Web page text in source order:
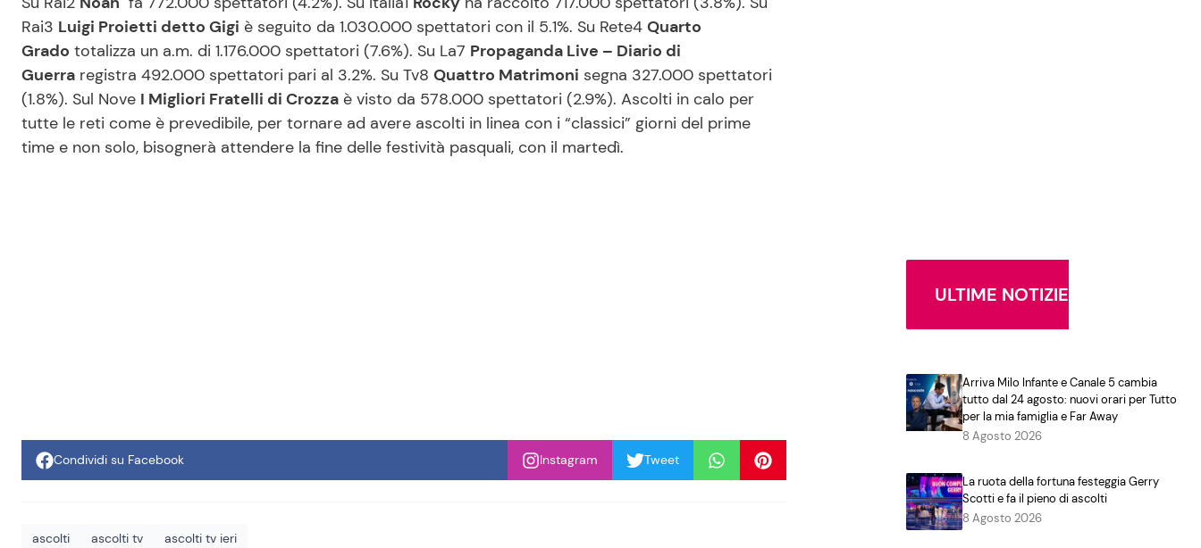
Rai3 Luigi Proietti detto Gigi è seguito da 1.030.000 spettatori con il 5.1%. Su Rete4 Quarto
Grado totalizza un a.m. di 1.176.000 spettatori (7.6%). Su La7 Propaganda Live – Diario di
Guerra registra 492.000 spettatori pari al 3.2%. Su Tv8 Quattro Matrimoni segna 327.000 spettatori
(1.8%). Sul Nove I Migliori Fratelli di Crozza è visto da 578.000 spettatori (2.9%). Ascolti in calo per
tutte le reti come è prevedibile, per tornare ad avere ascolti in linea con i “classici” giorni del prime
time e non solo, bisognerà attendere la fine delle festività pasquali, con il martedì.
Condividi su Facebook Instagram Tweet
ascolti ascolti tv ascolti tv ieri
ULTIME NOTIZIE
Arriva Milo Infante e Canale 5 cambia
tutto dal 24 agosto: nuovi orari per Tutto
per la mia famiglia e Far Away
8 Agosto 2026
La ruota della fortuna festeggia Gerry
Scotti e fa il pieno di ascolti
8 Agosto 2026